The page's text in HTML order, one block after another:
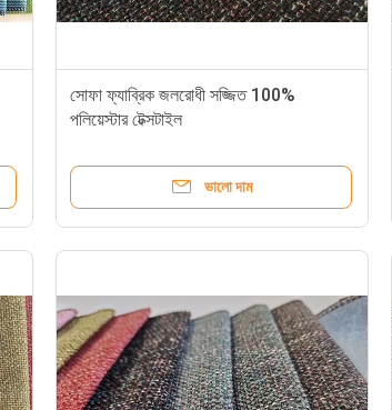
সোফা ফ্যাব্রিক জলরোধী সজ্জিত 100%
পলিয়েস্টার টেক্সটাইল
ভালো দাম